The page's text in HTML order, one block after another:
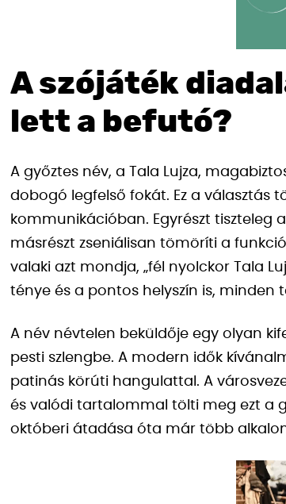
A szójáték
lett a befutó?
A győztes név, a Tala Lujza,
dobogó legfelső fokát. Ez a választás
kommunikációban. Egyrészt tiszteleg
másrészt zseniálisan tömöríti a
valaki azt mondja, „fél nyolckor Tala
ténye és a pontos helyszín is, minden
A név névtelen beküldője egy olyan
pesti szlengbe. A modern idők
patinás körúti hangulattal. A
és valódi tartalommal tölti meg ezt a
októberi átadása óta már több